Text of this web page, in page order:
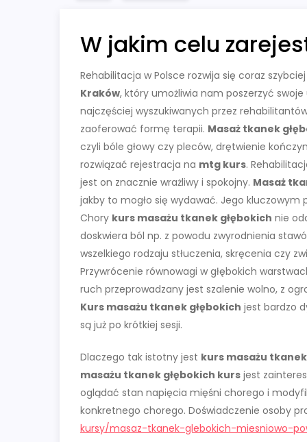
W jakim celu
Rehabilitacja w Polsce rozwija się coraz
Kraków, który umożliwia nam poszerzyć
najczęściej wyszukiwanych przez
zaoferować formę terapii. Masaż tkanek
czyli bóle głowy czy pleców, drętwienie
rozwiązać rejestracja na mtg kurs.
jest on znacznie wrażliwy i spokojny. Masaż
jakby to mogło się wydawać. Jego kluczowym
Chory kurs masażu tkanek głębokich nie
doskwiera ból np. z powodu zwyrodnienia
wszelkiego rodzaju stłuczenia, skręcenia czy
Przywrócenie równowagi w głębokich
ruch przeprowadzany jest szalenie wolno, z
Kurs masażu tkanek głębokich jest bardzo
są już po krótkiej sesji.
Dlaczego tak istotny jest kurs masażu
masażu tkanek głębokich kurs jest
oglądać stan napięcia mięśni chorego i
konkretnego chorego. Doświadczenie osoby
kursy/masaz-tkanek-glebokich-miesniowo-